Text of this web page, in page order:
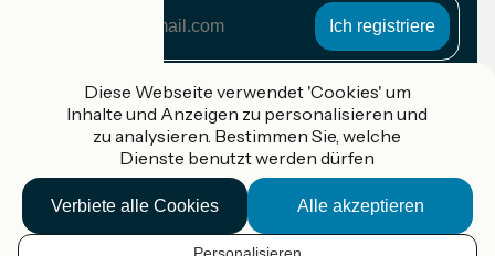
Adresse
Gefördert im Rahmen von Destination France
Accueil Vélo Pro
Kontakt
Diese Webseite verwendet 'Cookies' um
Inhalte und Anzeigen zu personalisieren und
zu analysieren. Bestimmen Sie, welche
Dienste benutzt werden dürfen
Alle akzeptieren
Verbiete alle Cookies